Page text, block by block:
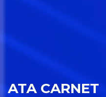
ATA CARNET